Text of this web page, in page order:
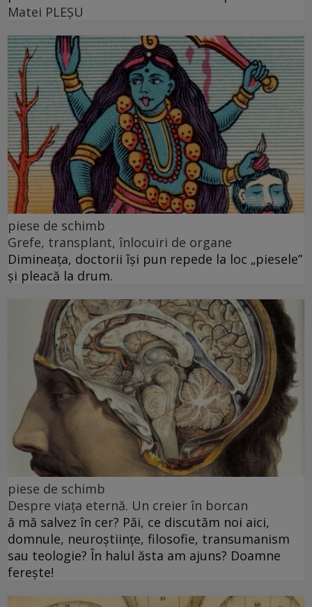
Matei PLEŞU
piese de schimb
Grefe, transplant, înlocuiri de organe
Dimineața, doctorii își pun repede la loc „piesele”
și pleacă la drum.
piese de schimb
Despre viața eternă. Un creier în borcan
ă mă salvez în cer? Păi, ce discutăm noi aici,
domnule, neuroștiințe, filosofie, transumanism
sau teologie? În halul ăsta am ajuns? Doamne
ferește!